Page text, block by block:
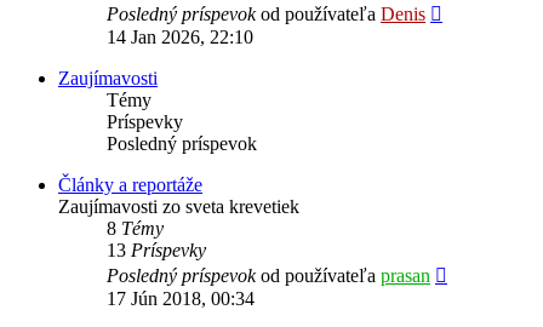
Posledný príspevokod používateľa Denis
14 Jan 2026, 22:10
Zaujímavosti
Témy
Príspevky
Posledný príspevok
Články a reportáže
Zaujímavosti zo sveta krevetiek
8 Témy
13 Príspevky
Posledný príspevokod používateľa prasan
17 Jún 2018, 00:34